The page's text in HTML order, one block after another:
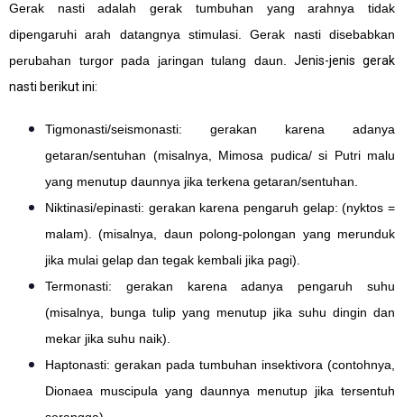
Gerak nasti adalah gerak tumbuhan yang arahnya tidak
dipengaruhi arah datangnya stimulasi. Gerak nasti disebabkan
perubahan turgor pada jaringan tulang daun. Jenis-jenis gerak
nasti berikut ini:
Tigmonasti/seismonasti: gerakan karena adanya
getaran/sentuhan (misalnya, Mimosa pudica/ si Putri malu
yang menutup daunnya jika terkena getaran/sentuhan.
Niktinasi/epinasti: gerakan karena pengaruh gelap: (nyktos =
malam). (misalnya, daun polong-polongan yang merunduk
jika mulai gelap dan tegak kembali jika pagi).
Termonasti: gerakan karena adanya pengaruh suhu
(misalnya, bunga tulip yang menutup jika suhu dingin dan
mekar jika suhu naik).
Haptonasti: gerakan pada tumbuhan insektivora (contohnya,
Dionaea muscipula yang daunnya menutup jika tersentuh